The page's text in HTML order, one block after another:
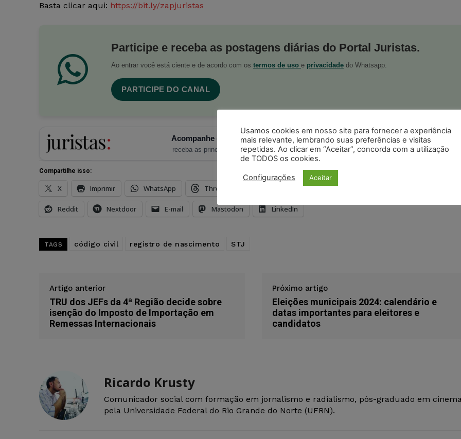
Basta clicar aqui: https://bit.ly/zapjuristas
Participe e receba as postagens diárias do Portal Juristas.
Ao entrar você está ciente e de acordo com os termos de uso e privacidade do Whatsapp.
PARTICIPE DO CANAL
Acompanhe o Juristas no Google News
receba as principais notícias jurídicas do Brasil
Seguir no Google
Compartilhe isso:
X Imprimir WhatsApp Threads Telegram
Reddit Nextdoor E-mail Mastodon LinkedIn
TAGS código civil registro de nascimento STJ
Artigo anterior
TRU dos JEFs da 4ª Região decide sobre
isenção do Imposto de Importação em
Remessas Internacionais
Próximo artigo
Eleições municipais 2024: calendário e
datas importantes para eleitores e
candidatos
Ricardo Krusty
Comunicador social com formação em jornalismo e radialismo, pós-graduado em
pela Universidade Federal do Rio Grande do Norte (UFRN).
Usamos cookies em nosso site para fornecer a experiência
mais relevante, lembrando suas preferências e visitas
repetidas. Ao clicar em “Aceitar”, concorda com a utilização
de TODOS os cookies.
Configurações Aceitar